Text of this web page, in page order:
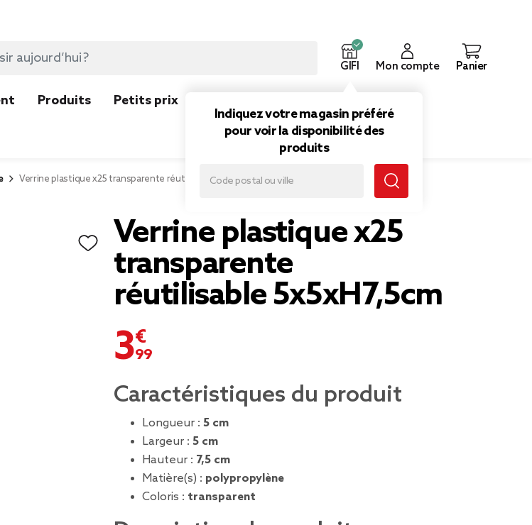
GIFI
Indiquez votre magasin préféré
pour voir la disponibilité des
produits
Mon compte Panier
Produits Petits prix
Verrine plastique x25 transparente réutilisable 5x5xH7,5cm
Verrine plastique x25
transparente
réutilisable 5x5xH7,5cm
3,99 €
Caractéristiques du produit
Longueur : 5 cm
Largeur : 5 cm
Hauteur : 7,5 cm
Matière(s) : polypropylène
Coloris : transparent